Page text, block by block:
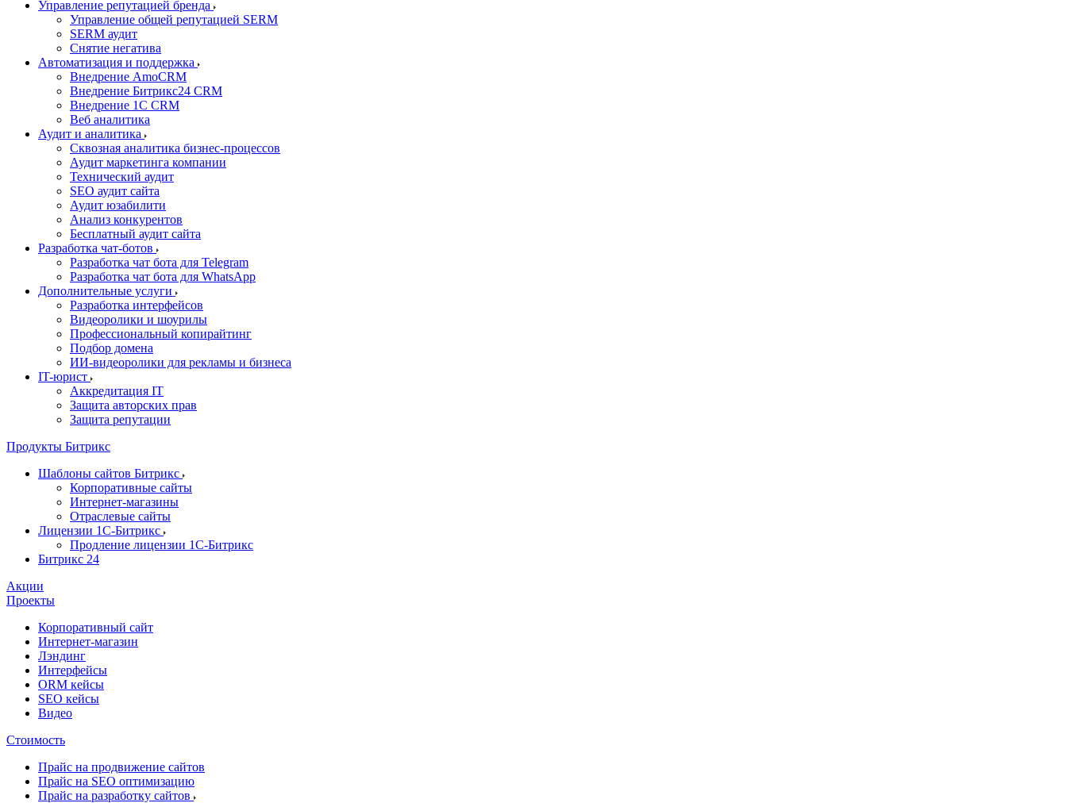
Управление репутацией бренда
Управление общей репутацией SERM
SERM аудит
Снятие негатива
Автоматизация и поддержка
Внедрение AmoCRM
Внедрение Битрикс24 CRM
Внедрение 1C CRM
Веб аналитика
Аудит и аналитика
Сквозная аналитика бизнес-процессов
Аудит маркетинга компании
Технический аудит
SEO аудит сайта
Аудит юзабилити
Анализ конкурентов
Бесплатный аудит сайта
Разработка чат-ботов
Разработка чат бота для Telegram
Разработка чат бота для WhatsApp
Дополнительные услуги
Разработка интерфейсов
Видеоролики и шоурилы
Профессиональный копирайтинг
Подбор домена
ИИ-видеоролики для рекламы и бизнеса
IT-юрист
Аккредитация IT
Защита авторских прав
Защита репутации
Продукты Битрикс
Шаблоны сайтов Битрикс
Корпоративные сайты
Интернет-магазины
Отраслевые сайты
Лицензии 1С-Битрикс
Продление лицензии 1С-Битрикс
Битрикс 24
Акции
Проекты
Корпоративный сайт
Интернет-магазин
Лэндинг
Интерфейсы
ORM кейсы
SEO кейсы
Видео
Стоимость
Прайс на продвижение сайтов
Прайс на SEO оптимизацию
Прайс на разработку сайтов